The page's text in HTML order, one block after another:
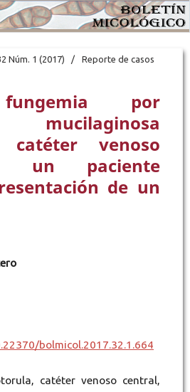
Núm. 1 (2017) / Reporte de casos
por
mucilaginosa
venoso
un paciente
de un
bolmicol.2017.32.1.664
catéter venoso central,